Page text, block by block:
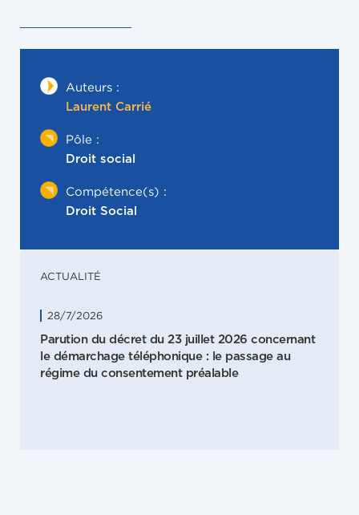
Auteurs :
Laurent Carrié
Pôle :
Droit social
Compétence(s) :
Droit Social
ACTUALITÉ
28/7/2026
Parution du décret du 23 juillet 2026 concernant
le démarchage téléphonique : le passage au
régime du consentement préalable